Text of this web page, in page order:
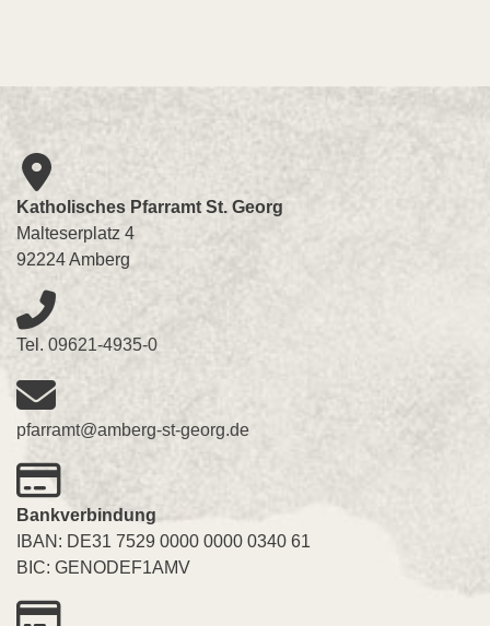
Katholisches Pfarramt St. Georg
Malteserplatz 4
92224 Amberg
Tel. 09621-4935-0
pfarramt@amberg-st-georg.de
Bankverbindung
IBAN: DE31 7529 0000 0000 0340 61
BIC: GENODEF1AMV